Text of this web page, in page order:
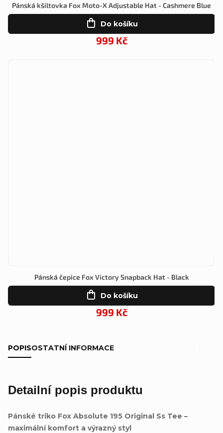
Pánská kšiltovka Fox Moto-X Adjustable Hat - Cashmere Blue
999 Kč
Do košíku
Pánská čepice Fox Victory Snapback Hat - Black
999 Kč
Do košíku
POPISOSTATNÍ INFORMACE
Detailní popis produktu
Pánské triko Fox Absolute 195 Original Ss Tee –
maximální komfort a výrazný styl